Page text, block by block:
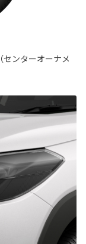
ンターオーナメ